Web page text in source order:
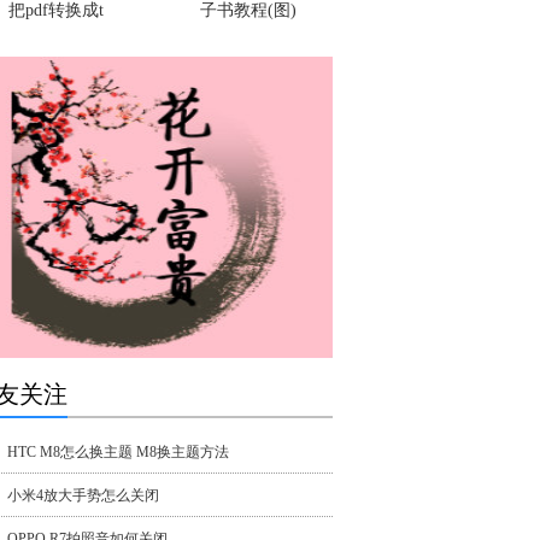
把pdf转换成t 子书教程(图)
关注
HTC M8怎么换主题 M8换主题方法
小米4放大手势怎么关闭